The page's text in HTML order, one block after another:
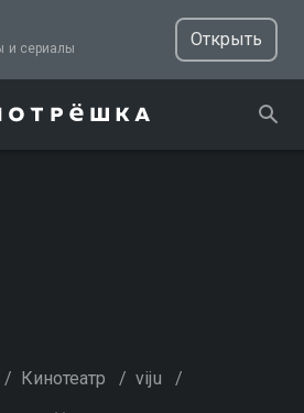
ТВ, фильмы и сериалы
Открыть
/ Кинотеатр / viju /